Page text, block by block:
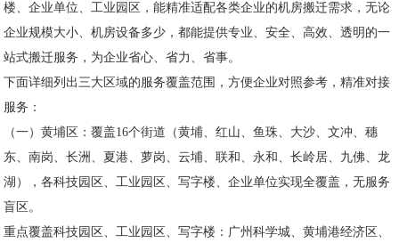
楼、企业单位、工业园区，能精准适配各类企业的机房搬迁需求，无论
企业规模大小、机房设备多少，都能提供专业、安全、高效、透明的一
站式搬迁服务，为企业省心、省力、省事。
下面详细列出三大区域的服务覆盖范围，方便企业对照参考，精准对接
服务：
（一）黄埔区：覆盖16个街道（黄埔、红山、鱼珠、大沙、文冲、穗
东、南岗、长洲、夏港、萝岗、云埔、联和、永和、长岭居、九佛、龙
湖），各科技园区、工业园区、写字楼、企业单位实现全覆盖，无服务
盲区。
重点覆盖科技园区、工业园区、写字楼：广州科学城、黄埔港经济区、